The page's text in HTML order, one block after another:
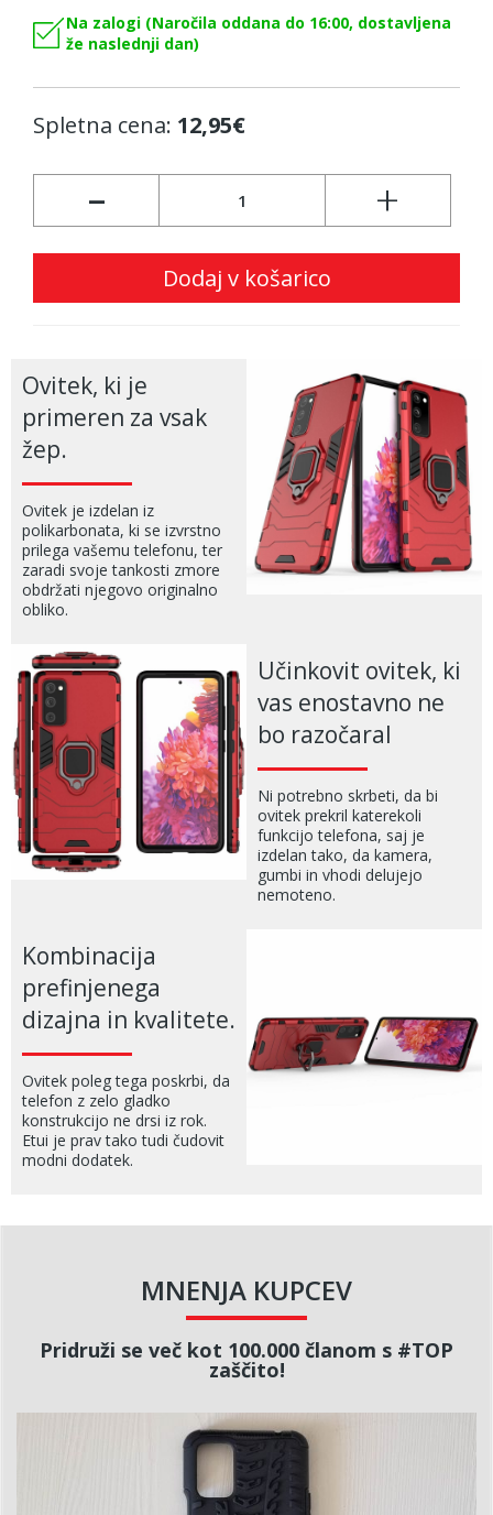
Na zalogi (Naročila oddana do 16:00, dostavljena
že naslednji dan)
Spletna cena: 12,95€
- +
Dodaj v košarico
Ovitek, ki je
primeren za vsak
žep.
Ovitek je izdelan iz
polikarbonata, ki se izvrstno
prilega vašemu telefonu, ter
zaradi svoje tankosti zmore
obdržati njegovo originalno
obliko.
Učinkovit ovitek, ki
vas enostavno ne
bo razočaral
Ni potrebno skrbeti, da bi
ovitek prekril katerekoli
funkcijo telefona, saj je
izdelan tako, da kamera,
gumbi in vhodi delujejo
nemoteno.
Kombinacija
prefinjenega
dizajna in kvalitete.
Ovitek poleg tega poskrbi, da
telefon z zelo gladko
konstrukcijo ne drsi iz rok.
Etui je prav tako tudi čudovit
modni dodatek.
MNENJA KUPCEV
Pridruži se več kot 100.000 članom s #TOP
zaščito!